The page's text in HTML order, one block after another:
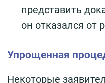
представить
он отказался от
Упрощенная
Некоторые